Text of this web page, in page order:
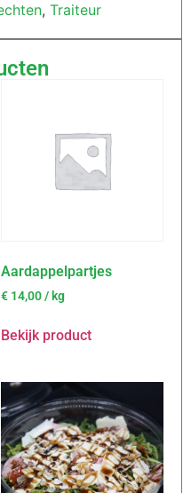
, Traiteur
Aardappelpartjes
€ 14,00/ kg
Bekijk product